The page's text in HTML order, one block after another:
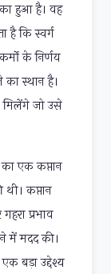
हुआ है। वह
है कि स्वर्ग
के निर्णय
स्थान है।
मिलेंगे जो उसे
एक कप्तान
कप्तान
प्रभाव
में मदद की।
बड़ा उद्देश्य